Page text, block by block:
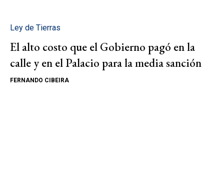
Ley de Tierras
El alto costo que el Gobierno pagó en la
calle y en el Palacio para la media sanción
FERNANDO CIBEIRA